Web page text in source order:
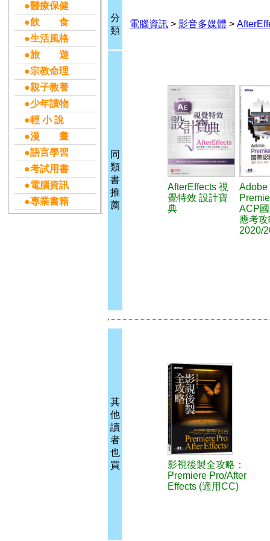
●醫療保健
●飲 食
●生活風格
●旅 遊
●宗教命理
●親子教養
●少年讀物
●輕 小 說
●漫 畫
●語言學習
●考試用書
●電腦資訊
●專業書籍
分
類
電腦資訊 > 影音多媒體 >
同
類
書
推
薦
AfterEffects 視
覺特效 設計寶
典
Adobe
ACP
應考
2020/
其
他
讀
者
也
買
影視後製全攻略：
Premiere Pro/After
Effects (適用CC)